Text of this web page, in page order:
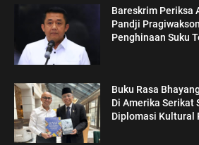
Bareskrim Periksa
Pandji
Penghinaan Suku
Buku Rasa
Di Amerika Serikat
Diplomasi Kultural